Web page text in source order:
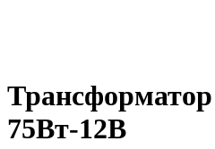
75Вт-12В